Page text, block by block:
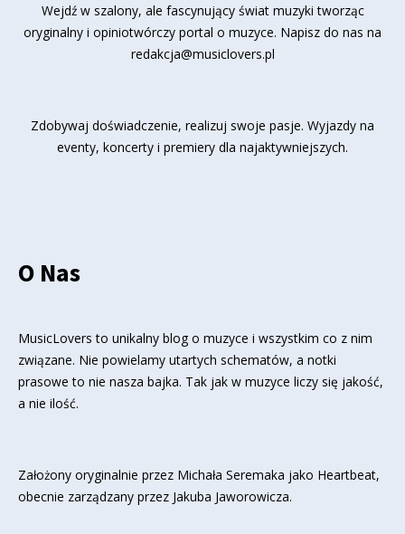
Wejdź w szalony, ale fascynujący świat muzyki tworząc
oryginalny i opiniotwórczy portal o muzyce. Napisz do nas na
redakcja@musiclovers.pl
Zdobywaj doświadczenie, realizuj swoje pasje. Wyjazdy na
eventy, koncerty i premiery dla najaktywniejszych.
O Nas
MusicLovers to unikalny blog o muzyce i wszystkim co z nim
związane. Nie powielamy utartych schematów, a notki
prasowe to nie nasza bajka. Tak jak w muzyce liczy się jakość,
a nie ilość.
Założony oryginalnie przez Michała Seremaka jako Heartbeat,
obecnie zarządzany przez Jakuba Jaworowicza.